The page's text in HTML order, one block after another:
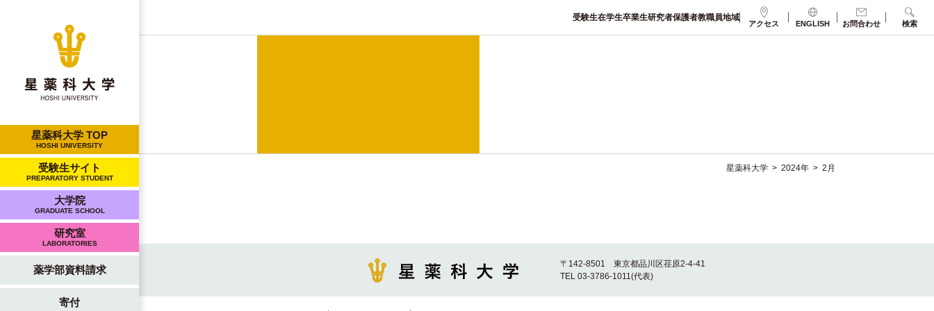
星薬科大学 TOP
HOSHI UNIVERSITY
受験生サイト
PREPARATORY STUDENT
大学院
GRADUATE SCHOOL
研究室
LABORATORIES
薬学部資料請求
寄付
受験生在学生卒業生研究者保護者教職員地域
アクセス ENGLISH お問合わせ 検索
星薬科大学 > 2024年 > 2月
〒142-8501 東京都品川区荏原2-4-41
TEL 03-3786-1011(代表)